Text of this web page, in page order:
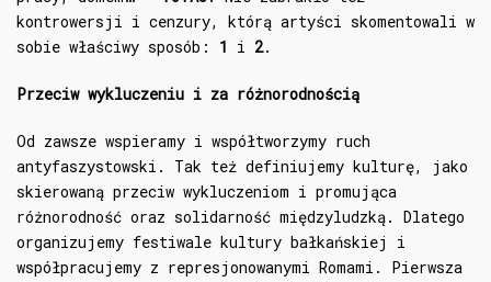
kontrowersji i cenzury, którą artyści skomentowali w
sobie właściwy sposób: 1 i 2.
Przeciw wykluczeniu i za różnorodnością
Od zawsze wspieramy i współtworzymy ruch
antyfaszystowski. Tak też definiujemy kulturę, jako
skierowaną przeciw wykluczeniom i promująca
różnorodność oraz solidarność międzyludzką. Dlatego
organizujemy festiwale kultury bałkańskiej i
współpracujemy z represjonowanymi Romami. Pierwsza